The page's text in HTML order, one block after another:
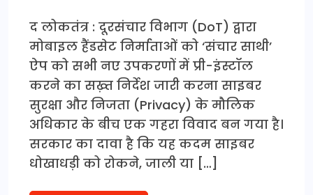
द लोकतंत्र : दूरसंचार विभाग (DoT) द्वारा
मोबाइल हैंडसेट निर्माताओं को ‘संचार साथी’
ऐप को सभी नए उपकरणों में प्री-इंस्टॉल
करने का सख़्त निर्देश जारी करना साइबर
सुरक्षा और निजता (Privacy) के मौलिक
अधिकार के बीच एक गहरा विवाद बन गया है।
सरकार का दावा है कि यह कदम साइबर
धोखाधड़ी को रोकने, जाली या […]